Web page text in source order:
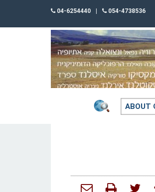
054-4738536
04-6254440
ABOUT